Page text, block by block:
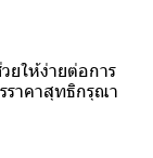
ยให้ง่ายต่อการ
ราคาสุทธิกรุณา